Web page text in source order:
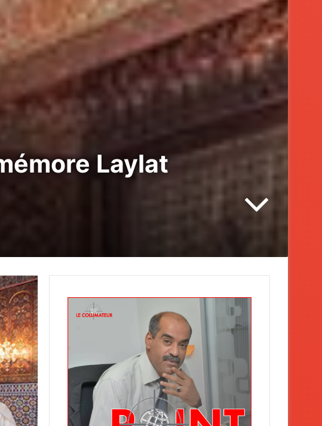
Laylat